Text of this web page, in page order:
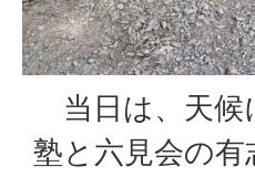
当日は、天候
塾と六見会の